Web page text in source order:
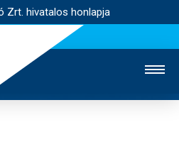
Zrt. hivatalos honlapja